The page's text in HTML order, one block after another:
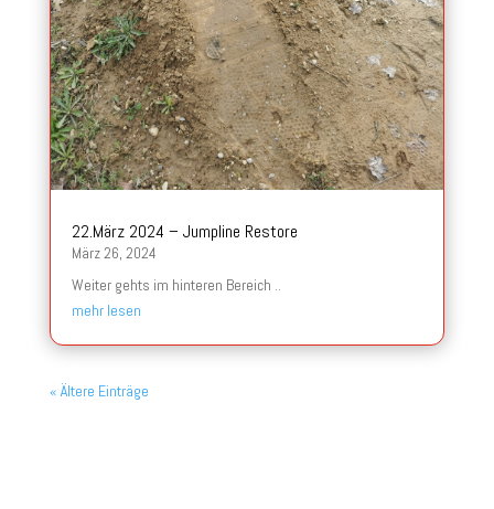
22.März 2024 – Jumpline Restore
März 26, 2024
Weiter gehts im hinteren Bereich ..
mehr lesen
« Ältere Einträge